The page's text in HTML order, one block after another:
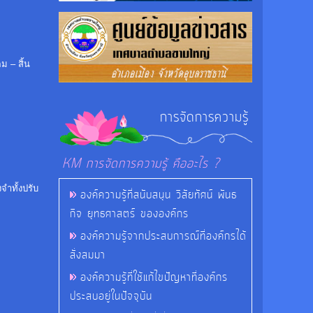
ม – สิ้น
ำทั้งปรับ
การจัดการความรู้
KM การจัดการความรู้ คืออะไร ?
องค์ความรู้ที่สนับสนุน วิสัยทัศน์ พันธ
กิจ ยุทธศาสตร์ ขององค์กร
องค์ความรู้จากประสบการณ์ที่องค์กรได้
สั่งสมมา
องค์ความรู้ที่ใช้แก้ไขปัญหาที่องค์กร
ประสบอยู่ในปัจจุบัน